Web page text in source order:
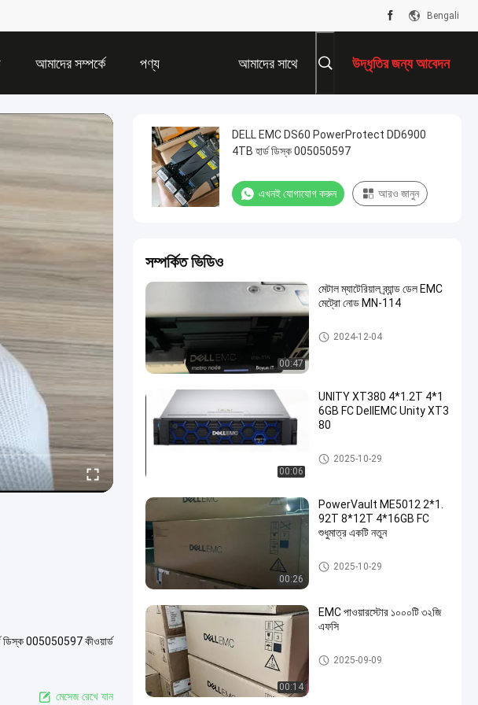
Bengali
আমাদের সম্পর্কে পণ্য আমাদের সাথে
যোগাযোগ করুন
উদ্ধৃতির জন্য আবেদন
005050597 কীওয়ার্ড
মেসেজ রেখে যান
DELL EMC DS60 PowerProtect DD6900
4TB হার্ড ডিস্ক 005050597
এখনই যোগাযোগ করুন আরও জানুন
সম্পর্কিত ভিডিও
00:47
মেটাল ম্যাটেরিয়াল ব্র্যান্ড ডেল EMC
মেট্রো নোড MN-114
DELL EMC ডেটা ডোমেন
2024-12-04
00:06
UNITY XT380 4*1.2T 4*1
6GB FC DellEMC Unity XT3
80
ডেল ইএমসি ইউনিটি স্টোরেজ
2025-10-29
00:26
PowerVault ME5012 2*1.
92T 8*12T 4*16GB FC
শুধুমাত্র একটি নতুন
ডেল ইএমসি ইউনিটি স্টোরেজ
2025-10-29
00:14
EMC পাওয়ারস্টোর ১০০০টি ৩২জি
এফসি
ডেল ইএমসি ইউনিটি স্টোরেজ
2025-09-09